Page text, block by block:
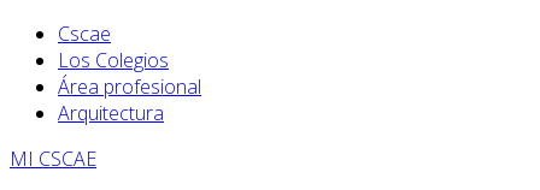
Cscae
Los Colegios
Área profesional
Arquitectura
MI CSCAE